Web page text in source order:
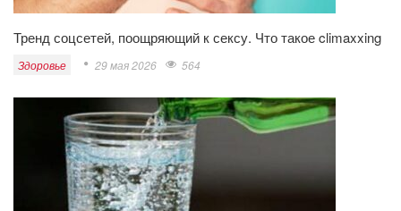
Тренд соцсетей, поощряющий к сексу. Что такое climaxxing
Здоровье 29 мая 2026 564